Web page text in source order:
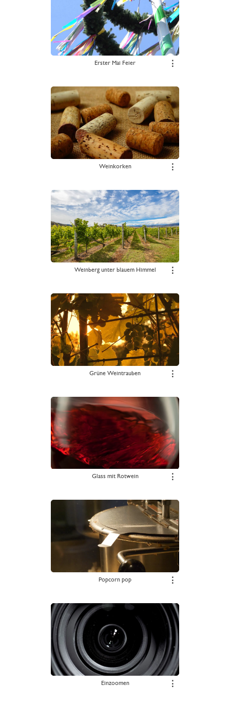
Erster Mai Feier ⋮
Weinkorken ⋮
Weinberg unter blauem Himmel ⋮
Grüne Weintrauben ⋮
Glass mit Rotwein ⋮
Popcorn pop ⋮
Einzoomen ⋮